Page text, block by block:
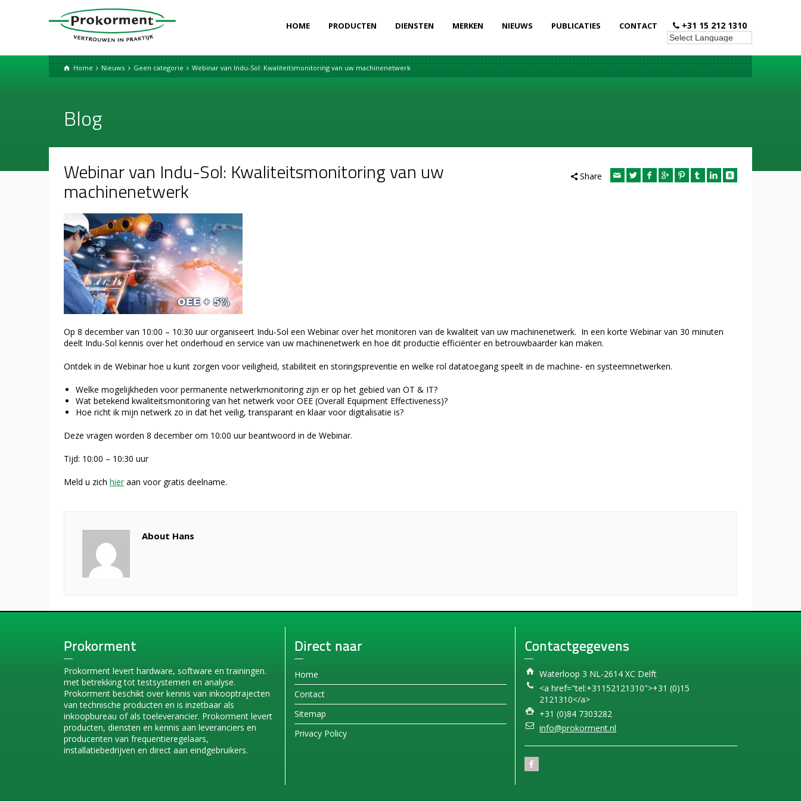
HOME PRODUCTEN DIENSTEN MERKEN NIEUWS PUBLICATIES CONTACT +31 15 212 1310
Home Nieuws Geen categorie Webinar van Indu-Sol: Kwaliteitsmonitoring van uw machinenetwerk
Blog
Webinar van Indu-Sol: Kwaliteitsmonitoring van uw
machinenetwerk
Share
Op 8 december van 10:00 – 10:30 uur organiseert Indu-Sol een Webinar over het monitoren van de kwaliteit van uw machinenetwerk. In een korte Webinar van 30 minuten
deelt Indu-Sol kennis over het onderhoud en service van uw machinenetwerk en hoe dit productie efficiënter en betrouwbaarder kan maken.
Ontdek in de Webinar hoe u kunt zorgen voor veiligheid, stabiliteit en storingspreventie en welke rol datatoegang speelt in de machine- en systeemnetwerken.
Welke mogelijkheden voor permanente netwerkmonitoring zijn er op het gebied van OT & IT?
Wat betekend kwaliteitsmonitoring van het netwerk voor OEE (Overall Equipment Effectiveness)?
Hoe richt ik mijn netwerk zo in dat het veilig, transparant en klaar voor digitalisatie is?
Deze vragen worden 8 december om 10:00 uur beantwoord in de Webinar.
Tijd: 10:00 – 10:30 uur
Meld u zich hieraan voor gratis deelname.
About Hans
Prokorment
Prokorment levert hardware, software en trainingen.
met betrekking tot testsystemen en analyse.
Prokorment beschikt over kennis van inkooptrajecten
van technische producten en is inzetbaar als
inkoopbureau of als toeleverancier. Prokorment levert
producten, diensten en kennis aan leveranciers en
producenten van frequentieregelaars,
installatiebedrijven en direct aan eindgebruikers.
Direct naar
Home
Contact
Sitemap
Privacy Policy
Contactgegevens
Waterloop 3 NL-2614 XC Delft
<a href="tel:+31152121310">+31 (0)15
2121310</a>
+31 (0)84 7303282
info@prokorment.nl